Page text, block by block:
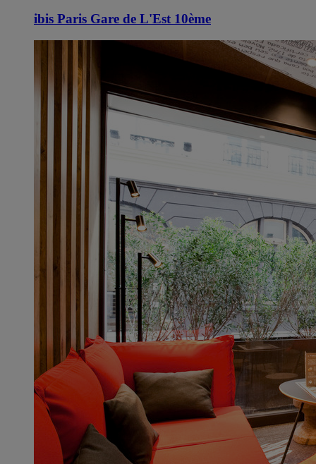
ibis Paris Gare de L'Est 10ème